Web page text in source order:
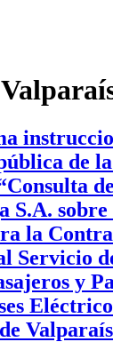
de
sobre
la
Servicio
y